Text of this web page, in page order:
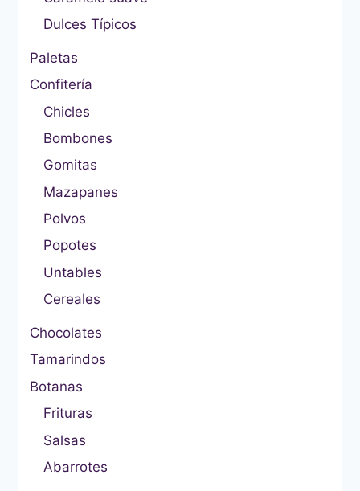
Dulces Típicos
Paletas
Confitería
Chicles
Bombones
Gomitas
Mazapanes
Polvos
Popotes
Untables
Cereales
Chocolates
Tamarindos
Botanas
Frituras
Salsas
Abarrotes